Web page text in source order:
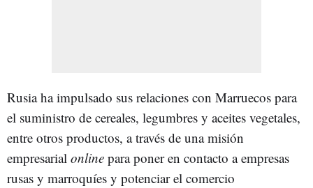
Rusia ha impulsado sus relaciones con Marruecos para
el suministro de cereales, legumbres y aceites vegetales,
entre otros productos, a través de una misión
empresarial online para poner en contacto a empresas
rusas y marroquíes y potenciar el comercio